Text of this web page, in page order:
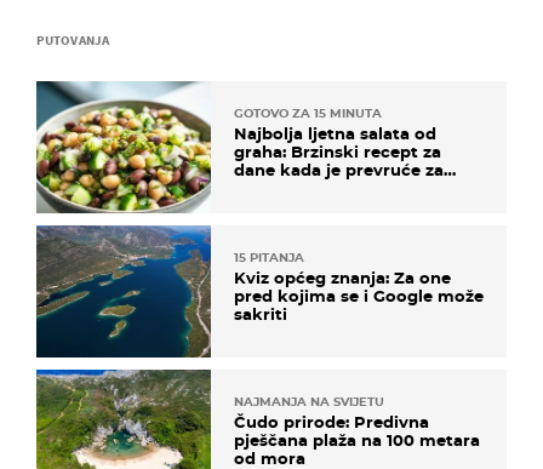
PUTOVANJA
GOTOVO ZA 15 MINUTA
Najbolja ljetna salata od
graha: Brzinski recept za
dane kada je prevruće za
15 PITANJA
Kviz općeg znanja: Za one
pred kojima se i Google može
sakriti
NAJMANJA NA SVIJETU
Čudo prirode: Predivna
pješčana plaža na 100 metara
od mora